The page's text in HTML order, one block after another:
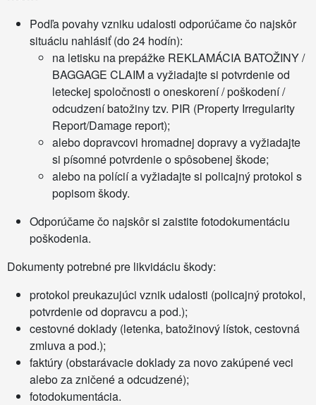
Podľa povahy vzniku udalosti odporúčame čo najskôr
situáciu nahlásiť (do 24 hodín):
na letisku na prepážke REKLAMÁCIA BATOŽINY /
BAGGAGE CLAIM a vyžiadajte si potvrdenie od
leteckej spoločnosti o oneskorení / poškodení /
odcudzení batožiny tzv. PIR (Property Irregularity
Report/Damage report);
alebo dopravcovi hromadnej dopravy a vyžiadajte
si písomné potvrdenie o spôsobenej škode;
alebo na polícií a vyžiadajte si policajný protokol s
popisom škody.
Odporúčame čo najskôr si zaistite fotodokumentáciu
poškodenia.
Dokumenty potrebné pre likvidáciu škody:
protokol preukazujúci vznik udalosti (policajný protokol,
potvrdenie od dopravcu a pod.);
cestovné doklady (letenka, batožinový lístok, cestovná
zmluva a pod.);
faktúry (obstarávacie doklady za novo zakúpené veci
alebo za zničené a odcudzené);
fotodokumentácia.